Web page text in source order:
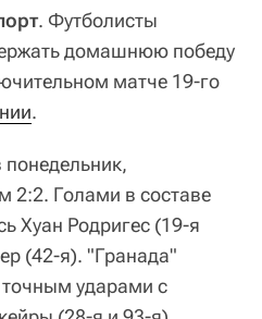
. Футболисты
домашнюю победу
матче 19-го
.
2:2. Голами в составе
Хуан Родригес (19-я
(42-я). "Гранада"
точным ударами с